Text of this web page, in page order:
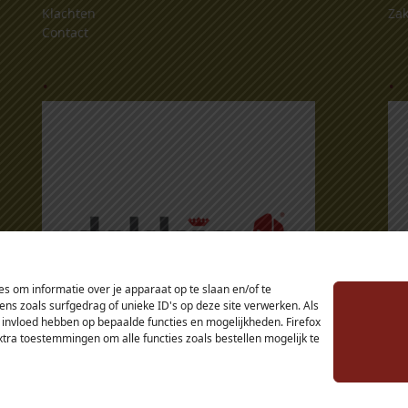
om informatie over je apparaat op te slaan en/of te
zoals surfgedrag of unieke ID's op deze site verwerken. Als
hebben op bepaalde functies en mogelijkheden. Firefox
toestemmingen om alle functies zoals bestellen mogelijk te
Klachten
Contact
. .